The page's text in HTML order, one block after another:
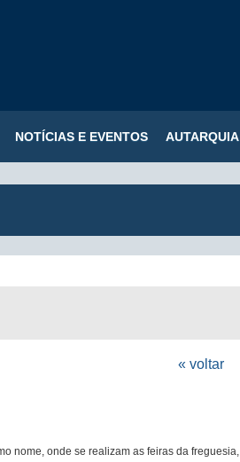
NOTÍCIAS E EVENTOS AUTARQUIA
« voltar
nome, onde se realizam as feiras da freguesia,